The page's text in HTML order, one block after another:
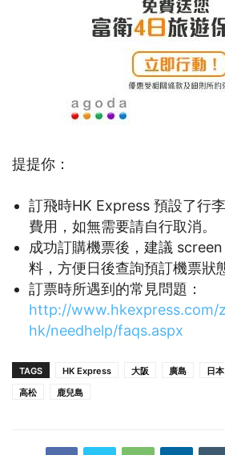
提提你：
訂飛時HK Express 預設了行
費用，如無需要請自行取消。
成功訂購機票後，建議
料，方便日後查詢預訂機票狀
訂票時所遇到的常見問題：
http://www.hkexpress.com/
hk/needhelp/faqs.aspx
TAGS HK Express 大阪 廣島 日本
高松
鹿兒島